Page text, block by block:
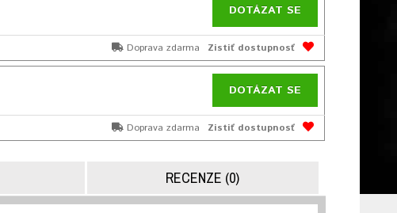
DOTÁZAT SE
Zistiť dostupnosť
Doprava zdarma
DOTÁZAT SE
Zistiť dostupnosť
Doprava zdarma
RECENZE (0)